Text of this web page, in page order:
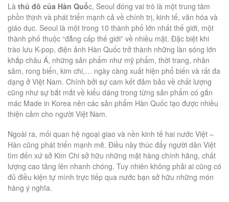
Là thủ đô của Hàn Quốc, Seoul đóng vai trò là một trung tâm
phồn thịnh và phát triển mạnh cả về chính trị, kinh tế, văn hóa và
giáo dục. Seoul là một trong 10 thành phố lớn nhất thế giới, một
thành phố thuộc “đẳng cấp thế giới” về nhiều mặt. Đặc biệt khi
trào lưu K-pop, điện ảnh Hàn Quốc trở thành những làn sóng lớn
khắp châu Á, những sản phẩm như mỹ phẩm, thời trang, nhân
sâm, rong biển, kim chi,… ngày càng xuất hiện phổ biến và rất đa
dạng ở Việt Nam. Chính bởi sự cam kết đảm bảo về chất lượng
cũng như sự bắt mắt về kiểu dáng trong từng sản phẩm có gắn
mác Made in Korea nên các sản phẩm Hàn Quốc tạo được nhiều
thiện cảm cho người Việt Nam.
Ngoài ra, mối quan hệ ngoại giao và nền kinh tế hai nước Việt –
Hàn cũng phát triển mạnh mẽ. Điều này thúc đẩy người dân Việt
tìm đến xứ sở Kim Chi sở hữu những mặt hàng chính hãng, chất
lượng cao tăng lên nhanh chóng. Tuy nhiên không phải ai cũng có
đủ điều kiện tự mình trực tiếp qua nước bạn sở hữu những món
hàng ý nghĩa.